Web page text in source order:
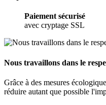
Paiement sécurisé
avec cryptage SSL
Nous travaillons dans le
Grâce à des mesures
réduire autant que possible